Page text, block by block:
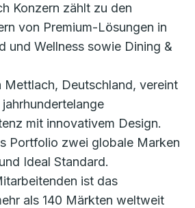
Konzern zählt zu den
von Premium-Lösungen in
und Wellness sowie Dining &
Mettlach, Deutschland, vereint
mit innovativem Design.
Portfolio zwei globale Marken
Ideal Standard.
ist das
als 140 Märkten weltweit